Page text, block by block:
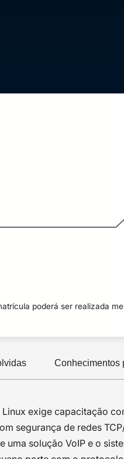
poderá ser realizada
Conhecimentos
exige capacitação
segurança de redes
solução VoIP e o